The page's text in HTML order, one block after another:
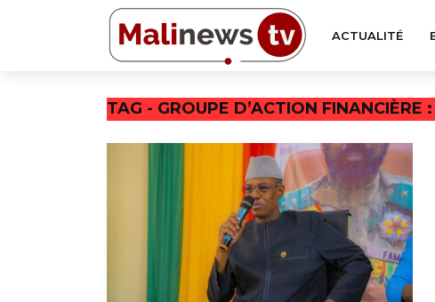
ACTUALITÉ
TAG - GROUPE D’ACTION FINANCIÈRE